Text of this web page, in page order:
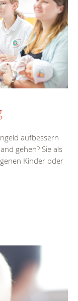
aufbessern
gehen? Sie als
Kinder oder